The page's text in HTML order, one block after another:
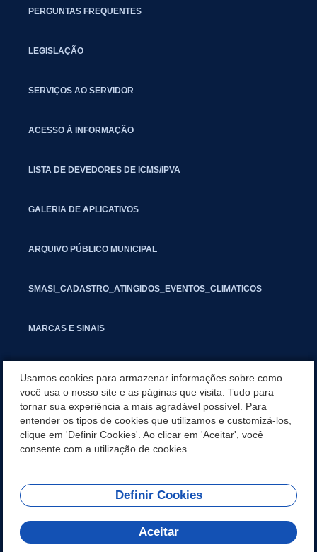
PERGUNTAS FREQUENTES
LEGISLAÇÃO
SERVIÇOS AO SERVIDOR
ACESSO À INFORMAÇÃO
LISTA DE DEVEDORES DE ICMS/IPVA
GALERIA DE APLICATIVOS
ARQUIVO PÚBLICO MUNICIPAL
SMASI_CADASTRO_ATINGIDOS_EVENTOS_CLIMATICOS
MARCAS E SINAIS
SEGUNDA VIA IPTU
GESTAO FISCAL
REDES SOCIAIS
Usamos cookies para armazenar informações sobre como
você usa o nosso site e as páginas que visita. Tudo para
tornar sua experiência a mais agradável possível. Para
entender os tipos de cookies que utilizamos e customizá-los,
clique em 'Definir Cookies'. Ao clicar em 'Aceitar', você
consente com a utilização de cookies.
Definir Cookies
Aceitar